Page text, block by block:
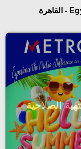
الصلاحية